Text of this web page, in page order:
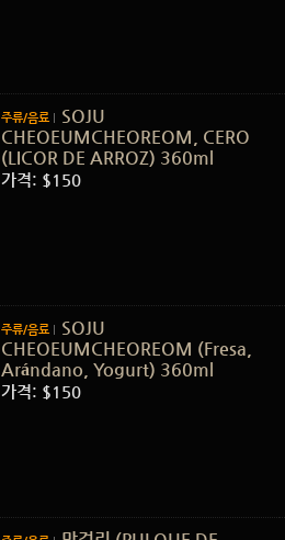
주류/음료
SOJU
CHEOEUMCHEOREOM, CERO
(LICOR DE ARROZ) 360ml
가격: $150
주류/음료
SOJU
CHEOEUMCHEOREOM (Fresa,
Arándano, Yogurt) 360ml
가격: $150